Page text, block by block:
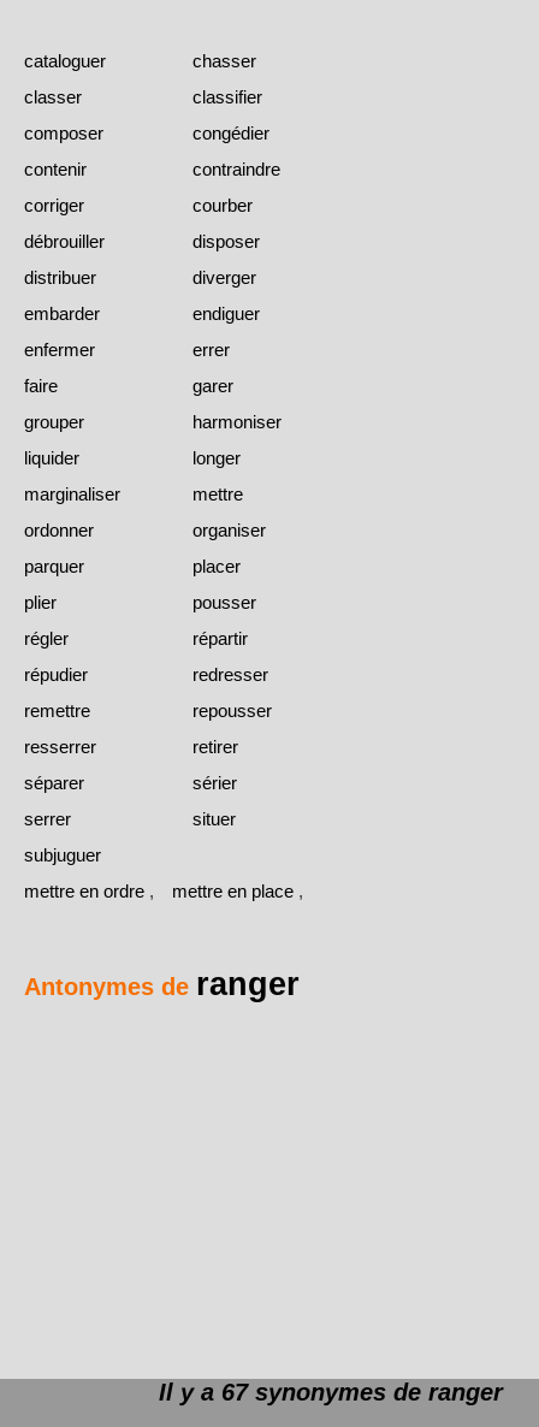
cataloguer
chasser
classer
classifier
composer
congédier
contenir
contraindre
corriger
courber
débrouiller
disposer
distribuer
diverger
embarder
endiguer
enfermer
errer
faire
garer
grouper
harmoniser
liquider
longer
marginaliser
mettre
ordonner
organiser
parquer
placer
plier
pousser
régler
répartir
répudier
redresser
remettre
repousser
resserrer
retirer
séparer
sérier
serrer
situer
subjuguer
mettre en ordre , mettre en place ,
Antonymes de ranger
Il y a 67 synonymes de ranger